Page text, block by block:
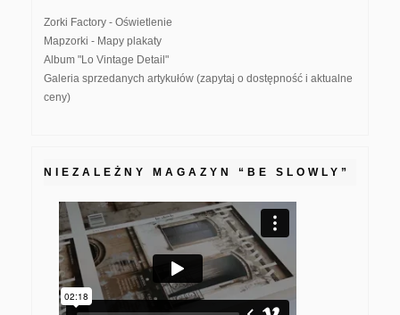
Zorki Factory - Oświetlenie
Mapzorki - Mapy plakaty
Album "Lo Vintage Detail"
Galeria sprzedanych artykułów (zapytaj o dostępność i aktualne
ceny)
NIEZALEŻNY MAGAZYN “BE SLOWLY”